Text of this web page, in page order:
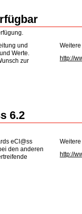
und
Werte.
zur
http://
6.2
eCl@ss
den anderen
http://